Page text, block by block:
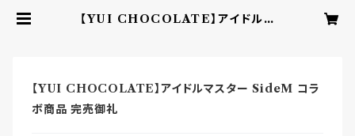
【YUI CHOCOLATE】アイドルマ
【YUI CHOCOLATE】アイドルマスター SideM コラ
ボ商品 完売御礼